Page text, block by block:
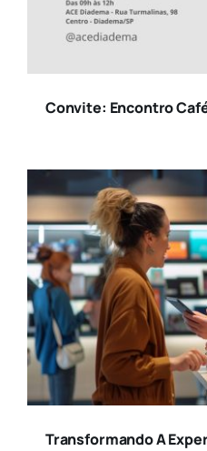
Convite: Encontro
Transformando A